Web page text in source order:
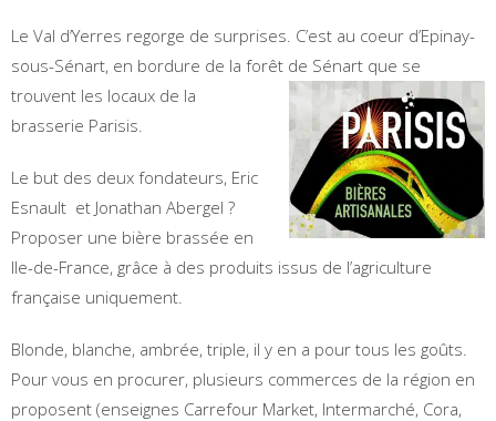
Le Val d’Yerres regorge de surprises. C’est au coeur d’Epinay-
sous-Sénart, en bordure de la forêt de Sénart que se
trouvent les locaux de la
brasserie Parisis.
Le but des deux fondateurs, Eric
Esnault et Jonathan Abergel ?
Proposer une bière brassée en
Ile-de-France, grâce à des produits issus de l’agriculture
française uniquement.
Blonde, blanche, ambrée, triple, il y en a pour tous les goûts.
Pour vous en procurer, plusieurs commerces de la région en
proposent (enseignes Carrefour Market, Intermarché, Cora,